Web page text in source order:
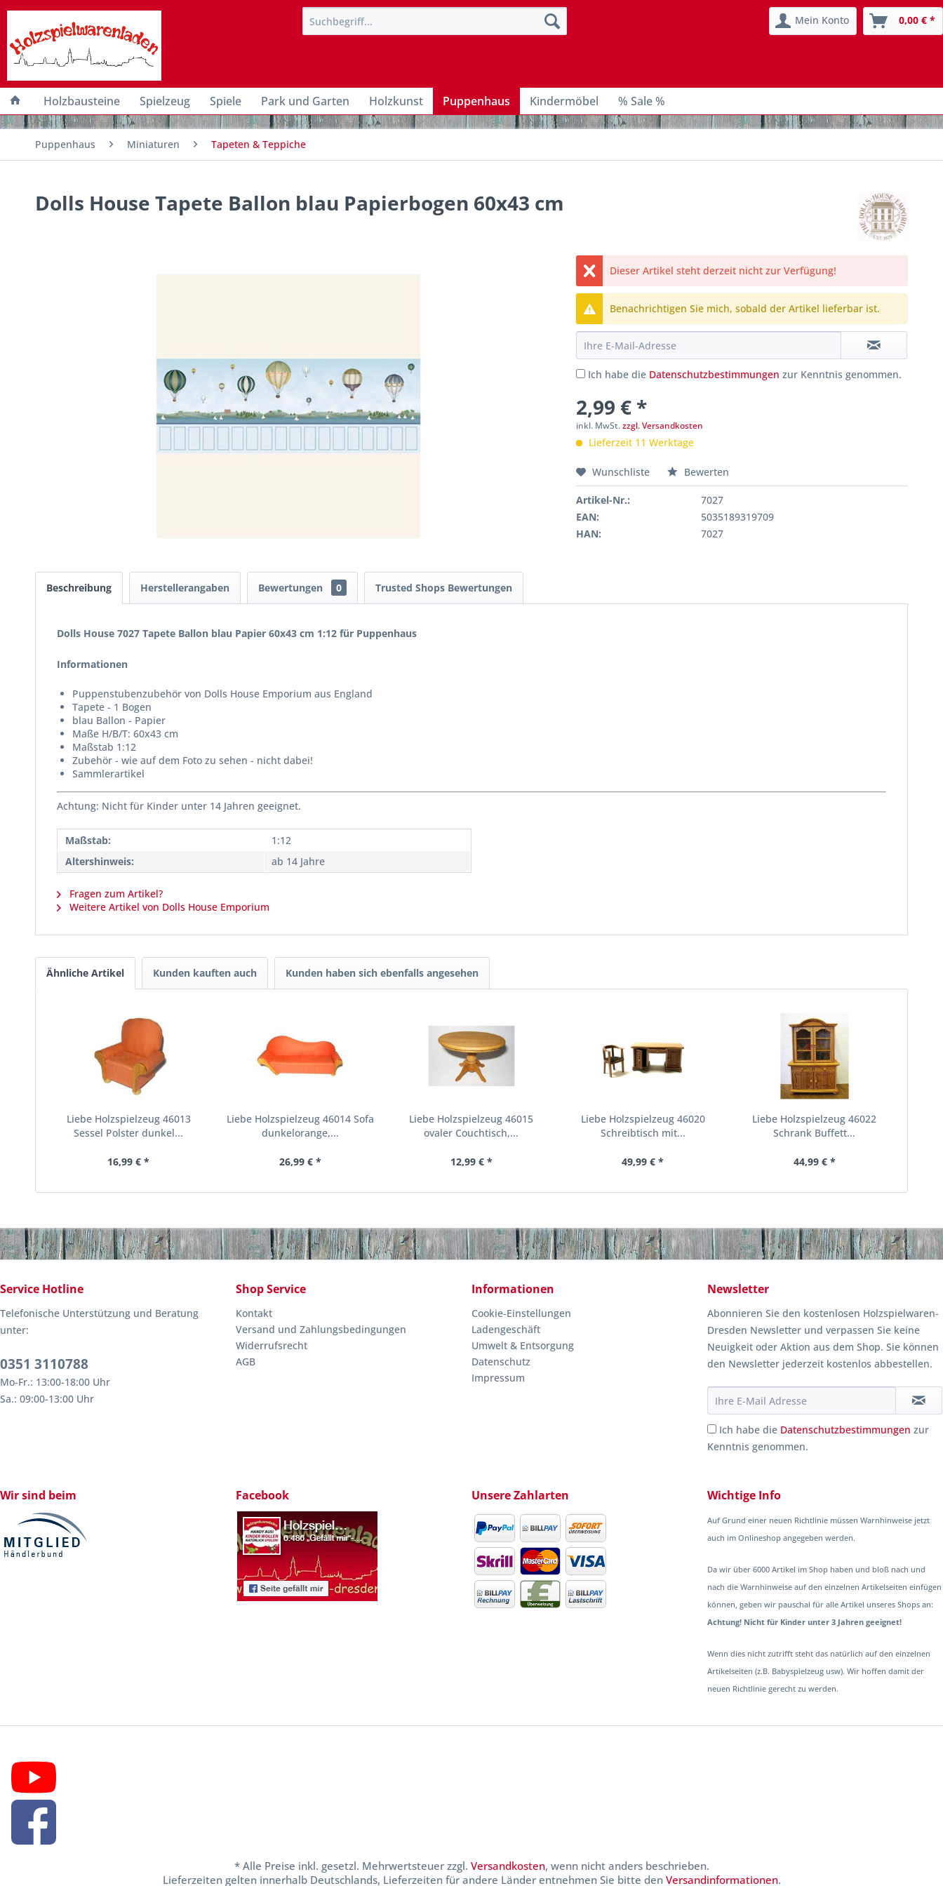
Mein Konto 0,00 € *
Holzbausteine Spielzeug Spiele Park und Garten Holzkunst Puppenhaus Kindermöbel % Sale %
Puppenhaus Miniaturen Tapeten & Teppiche
Dolls House Tapete Ballon blau Papierbogen 60x43 cm
Dieser Artikel steht derzeit nicht zur Verfügung!
Benachrichtigen Sie mich, sobald der Artikel lieferbar ist.
Ich habe die Datenschutzbestimmungen zur Kenntnis genommen.
2,99 € *
inkl. MwSt.zzgl. Versandkosten
Lieferzeit 11 Werktage
Wunschliste Bewerten
Artikel-Nr.:
7027
EAN:
5035189319709
HAN:
7027
Beschreibung Herstellerangaben Bewertungen 0 Trusted Shops Bewertungen
Dolls House 7027 Tapete Ballon blau Papier 60x43 cm 1:12 für Puppenhaus
Informationen
Puppenstubenzubehör von Dolls House Emporium aus England
Tapete - 1 Bogen
blau Ballon - Papier
Maße H/B/T: 60x43 cm
Maßstab 1:12
Zubehör - wie auf dem Foto zu sehen - nicht dabei!
Sammlerartikel
Achtung: Nicht für Kinder unter 14 Jahren geeignet.
Maßstab:
1:12
Altershinweis:
ab 14 Jahre
Fragen zum Artikel?
Weitere Artikel von Dolls House Emporium
Ähnliche Artikel Kunden kauften auch Kunden haben sich ebenfalls angesehen
Liebe Holzspielzeug 46013
Sessel Polster dunkel...
16,99 € *
Liebe Holzspielzeug 46014 Sofa
dunkelorange,...
26,99 € *
Liebe Holzspielzeug 46015
ovaler Couchtisch,...
12,99 € *
Liebe Holzspielzeug 46020
Schreibtisch mit...
49,99 € *
Liebe Holzspielzeug 46022
Schrank Buffett...
44,99 € *
Service Hotline
Telefonische Unterstützung und Beratung
unter:
0351 3110788
Mo-Fr.: 13:00-18:00 Uhr
Sa.: 09:00-13:00 Uhr
Shop Service
Kontakt
Versand und Zahlungsbedingungen
Widerrufsrecht
AGB
Informationen
Cookie-Einstellungen
Ladengeschäft
Umwelt & Entsorgung
Datenschutz
Impressum
Newsletter
Abonnieren Sie den kostenlosen Holzspielwaren-
Dresden Newsletter und verpassen Sie keine
Neuigkeit oder Aktion aus dem Shop. Sie können
den Newsletter jederzeit kostenlos abbestellen.
Ich habe die Datenschutzbestimmungen zur
Kenntnis genommen.
Wir sind beim Facebook Unsere Zahlarten Wichtige Info
Auf Grund einer neuen Richtlinie müssen Warnhinweise jetzt
auch im Onlineshop angegeben werden.
Da wir über 6000 Artikel im Shop haben und bloß nach und
nach die Warnhinweise auf den einzelnen Artikelseiten einfügen
können, geben wir pauschal für alle Artikel unseres Shops an:
Achtung! Nicht für Kinder unter 3 Jahren geeignet!
Wenn dies nicht zutrifft steht das natürlich auf den einzelnen
Artikelseiten (z.B. Babyspielzeug usw). Wir hoffen damit der
neuen Richtlinie gerecht zu werden.
* Alle Preise inkl. gesetzl. Mehrwertsteuer zzgl. Versandkosten, wenn nicht anders beschrieben.
Lieferzeiten gelten innerhalb Deutschlands, Lieferzeiten für andere Länder entnehmen Sie bitte den Versandinformationen.